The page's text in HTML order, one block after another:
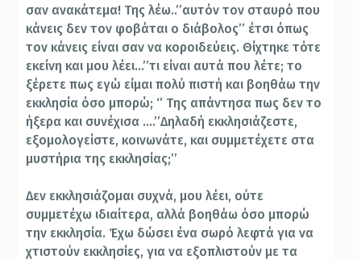
σαν ανακάτεμα! Της λέω..’’αυτόν τον σταυρό που
κάνεις δεν τον φοβάται ο διάβολος’’ έτσι όπως
τον κάνεις είναι σαν να κοροιδεύεις. Θίχτηκε τότε
εκείνη και μου λέει…’’τι είναι αυτά που λέτε; το
ξέρετε πως εγώ είμαι πολύ πιστή και βοηθάω την
εκκλησία όσο μπορώ; ‘’ Της απάντησα πως δεν το
ήξερα και συνέχισα ….’’Δηλαδή εκκλησιάζεστε,
εξομολογείστε, κοινωνάτε, και συμμετέχετε στα
μυστήρια της εκκλησίας;’’
Δεν εκκλησιάζομαι συχνά, μου λέει, ούτε
συμμετέχω ιδιαίτερα, αλλά βοηθάω όσο μπορώ
την εκκλησία. Έχω δώσει ένα σωρό λεφτά για να
χτιστούν εκκλησίες, για να εξοπλιστούν με τα